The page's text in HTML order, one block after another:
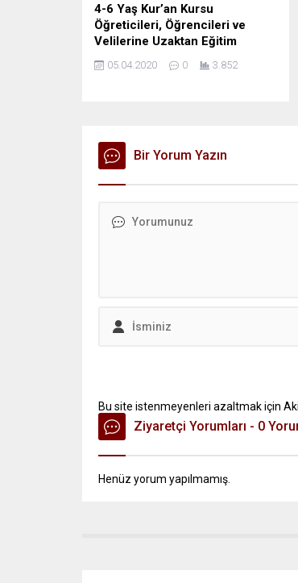
4-6 Yaş Kur’an Kursu
Öğreticileri, Öğrencileri ve
Velilerine Uzaktan Eğitim
05.04.2020 0 3.852
Bir Yorum Yazın
Bu site istenmeyenleri azaltmak için
Ziyaretçi Yorumları - 0
Henüz yorum yapılmamış.